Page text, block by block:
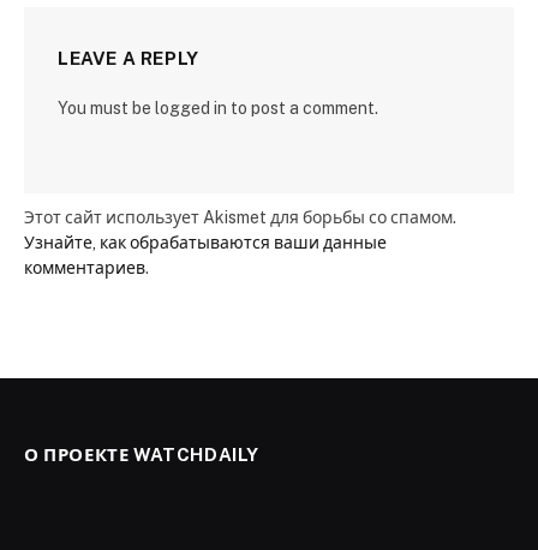
LEAVE A REPLY
You must be logged in to post a comment.
Этот сайт использует Akismet для борьбы со спамом.
Узнайте, как обрабатываются ваши данные
комментариев.
О ПРОЕКТЕ WATCHDAILY